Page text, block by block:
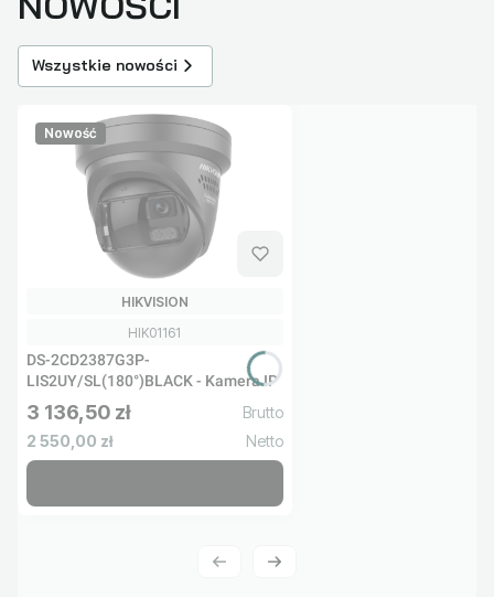
Wszystkie nowości
Nowość
Kod produktu
HIK01161
DS-2CD2387G3P-
LIS2UY/SL(180°)BLACK - Kamera IP
PRODUCENT
HIKVISION
Cena brutto
3 136,50 zł
Cena netto
2 550,00 zł